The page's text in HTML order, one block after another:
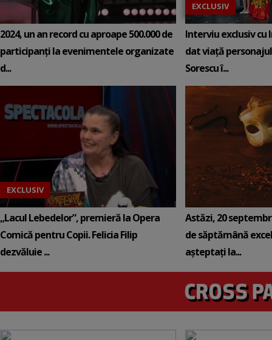
2024, un an record cu aproape 500.000 de
participanți la evenimentele organizate
d...
EXCLUSIV
Interviu exclusiv cu
dat viață
Sorescu î...
EXCLUSIV
„Lacul Lebedelor”, premieră la Opera
Comică pentru Copii. Felicia Filip
dezvăluie ...
Astăzi, 20
de săptămână
așteptați la...